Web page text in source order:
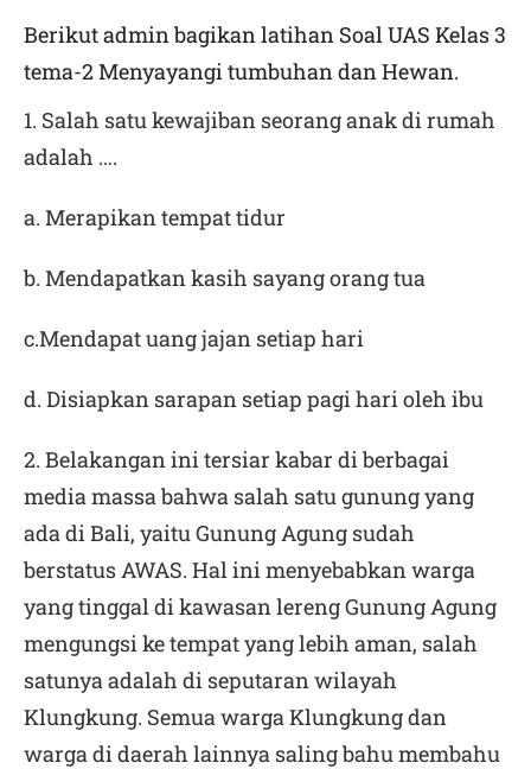
Berikut admin bagikan latihan Soal UAS Kelas 3
tema-2 Menyayangi tumbuhan dan Hewan.
1. Salah satu kewajiban seorang anak di rumah
adalah ….
a. Merapikan tempat tidur
b. Mendapatkan kasih sayang orang tua
c.Mendapat uang jajan setiap hari
d. Disiapkan sarapan setiap pagi hari oleh ibu
2. Belakangan ini tersiar kabar di berbagai
media massa bahwa salah satu gunung yang
ada di Bali, yaitu Gunung Agung sudah
berstatus AWAS. Hal ini menyebabkan warga
yang tinggal di kawasan lereng Gunung Agung
mengungsi ke tempat yang lebih aman, salah
satunya adalah di seputaran wilayah
Klungkung. Semua warga Klungkung dan
warga di daerah lainnya saling bahu membahu